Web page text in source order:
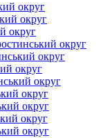
округ
округ
округ
округ
округ
округ
округ
округ
округ
округ
округ